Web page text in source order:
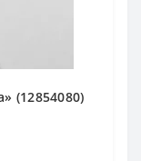
(12854080)